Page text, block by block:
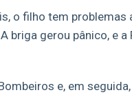
o filho tem
briga gerou pânico, e
e, em